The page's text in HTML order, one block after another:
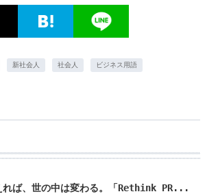
新社会人 社会人 ビジネス用語
れば、世の中は変わる。「Rethink PR...